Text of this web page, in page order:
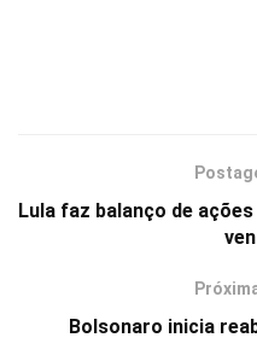
Lula faz balanço de
Bolsonaro inicia